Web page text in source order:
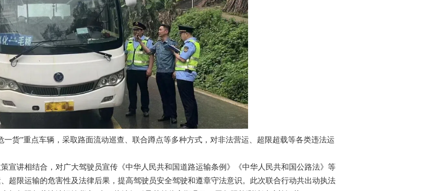
”重点车辆，采取路面流动巡查、联合蹲点等多种方式，对非法营运、超限超载等各类违法运
讲相结合，对广大驾驶员宣传《中华人民共和国道路运输条例》《中华人民共和国公路法》等
超限运输的危害性及法律后果，提高驾驶员安全驾驶和遵章守法意识。此次联合行动共出动执法